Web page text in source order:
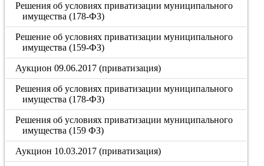
Решения об условиях приватизации муниципального
имущества (178-ФЗ)
Решение об условиях приватизации муниципального
имущества (159-ФЗ)
Аукцион 09.06.2017 (приватизация)
Решения об условиях приватизации муниципального
имущества (178-ФЗ)
Решения об условиях приватизации муниципального
имущества (159 ФЗ)
Аукцион 10.03.2017 (приватизация)